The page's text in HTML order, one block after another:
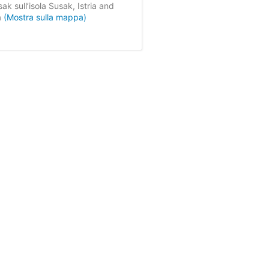
sull’isola Susak, Istria and
(Mostra sulla mappa)